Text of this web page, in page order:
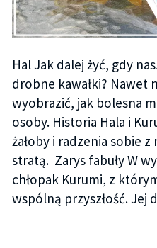
Hal Jak dalej żyć, gdy
drobne kawałki? Nawet
wyobrazić, jak bolesna
osoby. Historia Hala i
żałoby i radzenia sobie
stratą. Zarys fabuły W
chłopak Kurumi, z
wspólną przyszłość. Jej